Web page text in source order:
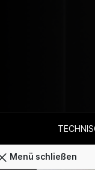
Menü schließen